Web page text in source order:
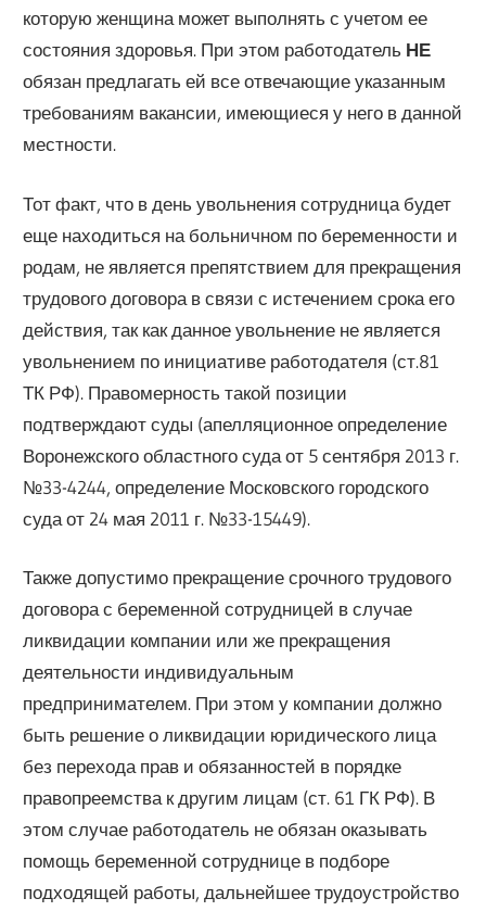
которую женщина может выполнять с учетом ее
состояния здоровья. При этом работодатель НЕ
обязан предлагать ей все отвечающие указанным
требованиям вакансии, имеющиеся у него в данной
местности.
Тот факт, что в день увольнения сотрудница будет
еще находиться на больничном по беременности и
родам, не является препятствием для прекращения
трудового договора в связи с истечением срока его
действия, так как данное увольнение не является
увольнением по инициативе работодателя (ст.81
ТК РФ). Правомерность такой позиции
подтверждают суды (апелляционное определение
Воронежского областного суда от 5 сентября 2013 г.
№33-4244, определение Московского городского
суда от 24 мая 2011 г. №33-15449).
Также допустимо прекращение срочного трудового
договора с беременной сотрудницей в случае
ликвидации компании или же прекращения
деятельности индивидуальным
предпринимателем. При этом у компании должно
быть решение о ликвидации юридического лица
без перехода прав и обязанностей в порядке
правопреемства к другим лицам (ст. 61 ГК РФ). В
этом случае работодатель не обязан оказывать
помощь беременной сотруднице в подборе
подходящей работы, дальнейшее трудоустройство